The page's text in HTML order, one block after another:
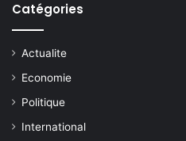
Catégories
Actualite
Economie
Politique
International